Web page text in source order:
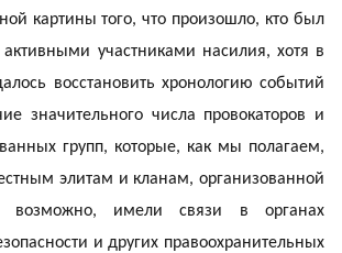
картины того, что произошло, кто был
участниками насилия, хотя в
восстановить хронологию событий
значительного числа провокаторов и
групп, которые, как мы полагаем,
элитам и кланам, организованной
возможно, имели связи в органах
и других правоохранительных